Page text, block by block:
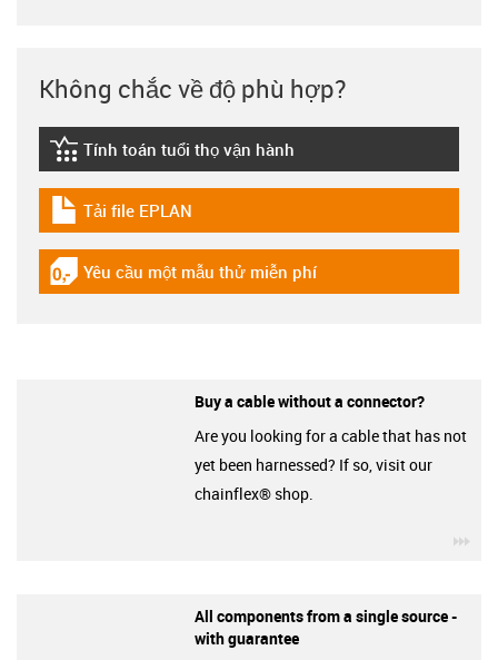
Không chắc về độ phù hợp?
igus-icon-lebensdauerrechner
Tính toán tuổi thọ vận hành
igus-icon-download-plan
Tải file EPLAN
igus-icon-gratismuster
Yêu cầu một mẫu thử miễn phí
Buy a cable without a connector?
Are you looking for a cable that has not
yet been harnessed? If so, visit our
chainflex® shop.
All components from a single source -
with guarantee